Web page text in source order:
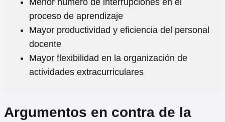
Menor número de interrupciones en el
proceso de aprendizaje
Mayor productividad y eficiencia del personal
docente
Mayor flexibilidad en la organización de
actividades extracurriculares
Argumentos en contra de la